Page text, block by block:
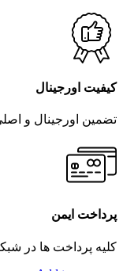
کیفیت اورجینال
تضمین اورجینال و
پرداخت ایمن
کلیه پرداخت ها در